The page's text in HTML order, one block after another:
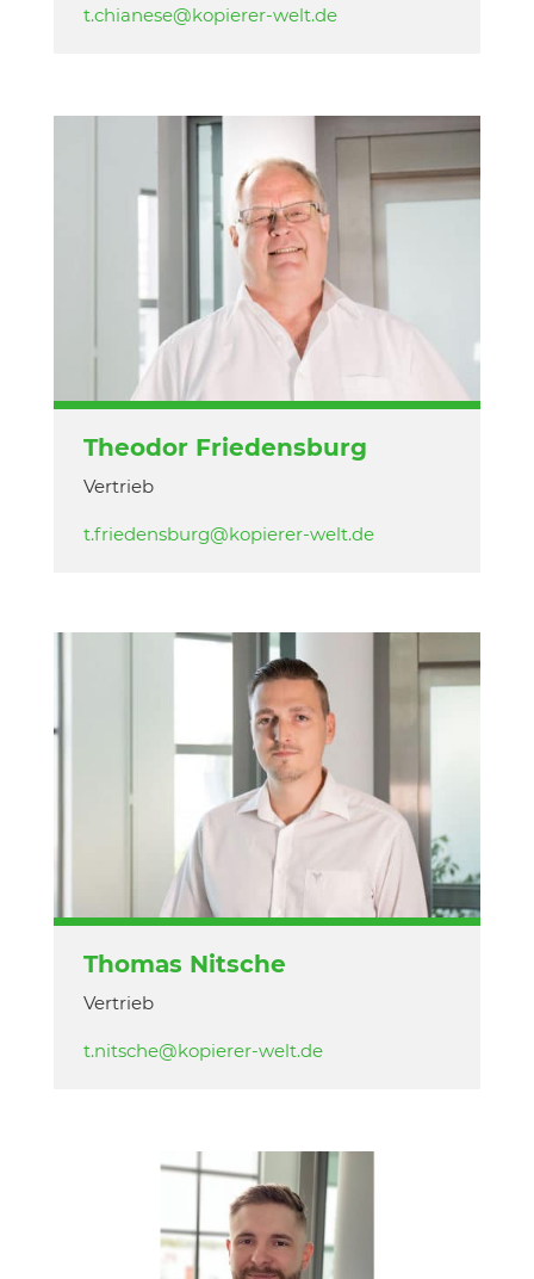
t.chianese@kopierer-welt.de
Theodor Friedensburg
Vertrieb
t.friedensburg@kopierer-welt.de
Thomas Nitsche
Vertrieb
t.nitsche@kopierer-welt.de